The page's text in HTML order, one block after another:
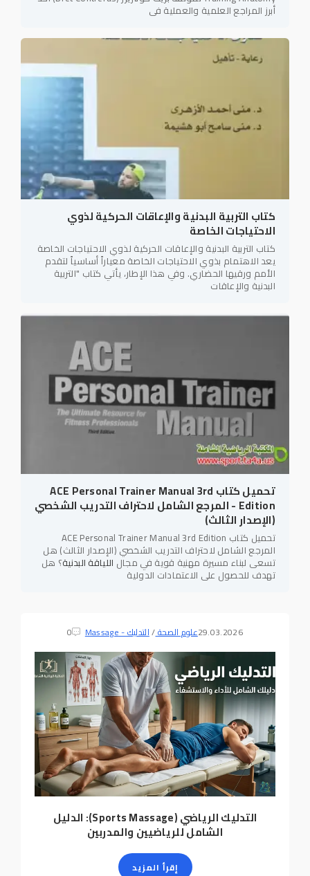
أبرز المراجع العلمية والعملية في
كتاب التربية البدنية والإعاقات الحركية لذوي
الاحتياجات الخاصة
كتاب التربية البدنية والإعاقات الحركية لذوي الاحتياجات الخاصة
يعد الاهتمام بذوي الاحتياجات الخاصة معياراً أساسياً لتقدم
الأمم ورقيها الحضاري. وفي هذا الإطار، يأتي كتاب "التربية
البدنية والإعاقات
تحميل كتاب ACE Personal Trainer Manual 3rd
Edition - المرجع الشامل لاحتراف التدريب الشخصي
(الإصدار الثالث)
تحميل كتاب ACE Personal Trainer Manual 3rd Edition
المرجع الشامل لاحتراف التدريب الشخصي (الإصدار الثالث) هل
تسعى لبناء مسيرة مهنية قوية في مجال اللياقة البدنية؟ هل
تهدف للحصول على الاعتمادات الدولية
29.03.2026علوم الصحة/التدليك - Massage 0
التدليك الرياضي (Sports Massage): الدليل
الشامل للرياضيين والمدربين
إقرأ المزيد